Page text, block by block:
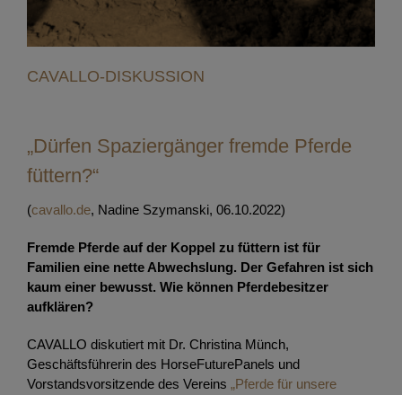
CAVALLO-DISKUSSION
„Dürfen Spaziergänger fremde Pferde
füttern?“
(cavallo.de, Nadine Szymanski, 06.10.2022)
Fremde Pferde auf der Koppel zu füttern ist für
Familien eine nette Abwechslung. Der Gefahren ist sich
kaum einer bewusst. Wie können Pferdebesitzer
aufklären?
CAVALLO diskutiert mit Dr. Christina Münch,
Geschäftsführerin des HorseFuturePanels und
Vorstandsvorsitzende des Vereins „Pferde für unsere